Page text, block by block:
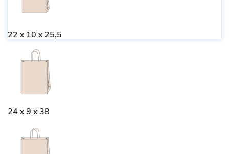
22 x 10 x 25,5
24 x 9 x 38